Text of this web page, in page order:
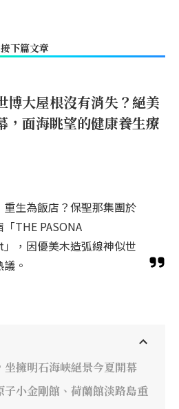
接下篇文章
博大屋根沒有消失？絕美
，面海眺望的健康養生療
生為飯店？保聖那集團於
THE PASONA
，因優美木造弧線神似世
。
擁明石海峽絕景今夏開幕
小金剛館、荷蘭館淡路島重